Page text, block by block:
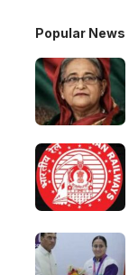
Popular News